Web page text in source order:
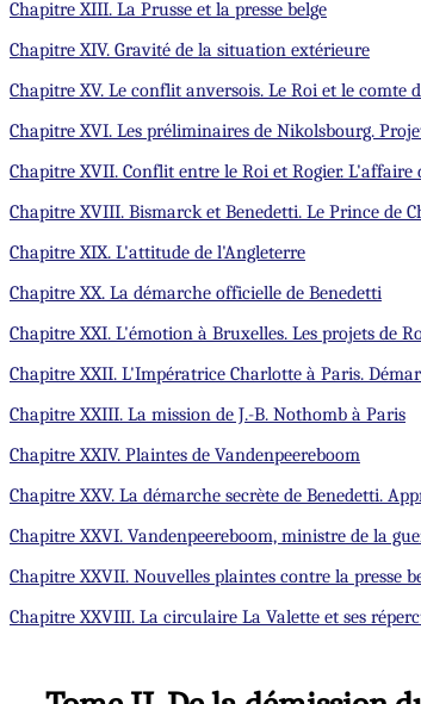
Chapitre XIII. La Prusse et la presse belge
Chapitre XIV. Gravité de la situation extérieure
Chapitre XV. Le conflit anversois. Le Roi et le comte
Chapitre XVI. Les préliminaires de Nikolsbourg.
Chapitre XVII. Conflit entre le Roi et Rogier.
Chapitre XVIII. Bismarck et Benedetti. Le Prince de
Chapitre XIX. L'attitude de l'Angleterre
Chapitre XX. La démarche officielle de Benedetti
Chapitre XXI. L'émotion à Bruxelles. Les projets de
Chapitre XXII. L'Impératrice Charlotte à Paris.
Chapitre XXIII. La mission de J.-B. Nothomb à Paris
Chapitre XXIV. Plaintes de Vandenpeereboom
Chapitre XXV. La démarche secrète de Benedetti.
Chapitre XXVI. Vandenpeereboom, ministre de la
Chapitre XXVII. Nouvelles plaintes contre la presse
Chapitre XXVIII. La circulaire La Valette et ses